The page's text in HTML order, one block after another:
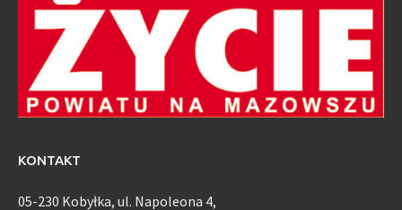
KONTAKT
05-230 Kobyłka, ul. Napoleona 4,